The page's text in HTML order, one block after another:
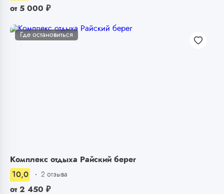
от 5 000 ₽
Где остановиться
Комплекс отдыха Райский берег
10,0
2 отзыва
от 2 450 ₽